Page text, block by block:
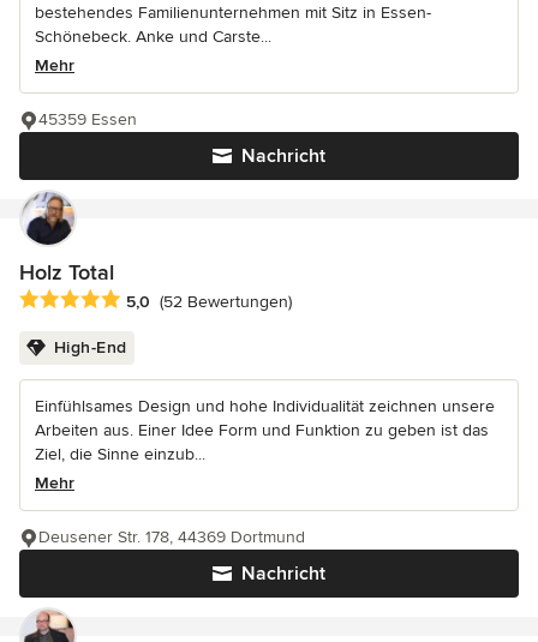
bestehendes Familienunternehmen mit Sitz in Essen-
Schönebeck. Anke und Carste...
Mehr
Nachricht
45359 Essen
Holz Total
Durchschnittliche Bewertung: 5 von 5 Sternen
5,0 (52 Bewertungen)
High-End
Einfühlsames Design und hohe Individualität zeichnen unsere
Arbeiten aus. Einer Idee Form und Funktion zu geben ist das
Ziel, die Sinne einzub...
Mehr
Nachricht
Deusener Str. 178, 44369 Dortmund